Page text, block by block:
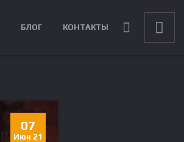
БЛОГ КОНТАКТЫ
07
Июн 21